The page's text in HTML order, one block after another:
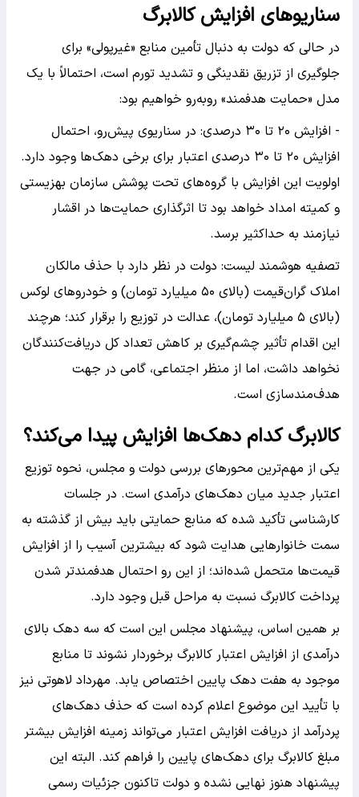
سناریوهای افزایش کالابرگ
در حالی که دولت به دنبال تأمین منابع «غیرپولی» برای
جلوگیری از تزریق نقدینگی و تشدید تورم است، احتمالاً با یک
مدل «حمایت هدفمند» رو‌به‌رو خواهیم بود:
- افزایش ۲۰ تا ۳۰ درصدی: در سناریوی پیش‌رو، احتمال
افزایش ۲۰ تا ۳۰ درصدی اعتبار برای برخی دهک‌ها وجود دارد.
اولویت این افزایش با گروه‌های تحت پوشش سازمان بهزیستی
و کمیته امداد خواهد بود تا اثرگذاری حمایت‌ها در اقشار
نیازمند به حداکثیر برسد.
تصفیه هوشمند لیست: دولت در نظر دارد با حذف مالکان
املاک گران‌قیمت (بالای ۵۰ میلیارد تومان) و خودرو‌های لوکس
(بالای ۵ میلیارد تومان)، عدالت در توزیع را برقرار کند؛ هرچند
این اقدام تأثیر چشم‌گیری بر کاهش تعداد کل دریافت‌کنندگان
نخواهد داشت، اما از منظر اجتماعی، گامی در جهت
هدف‌مندسازی است.
کالابرگ کدام دهک‌ها افزایش پیدا می‌کند؟
یکی از مهم‌ترین محورهای بررسی دولت و مجلس، نحوه توزیع
اعتبار جدید میان دهک‌های درآمدی است. در جلسات
کارشناسی تأکید شده که منابع حمایتی باید بیش از گذشته به
سمت خانوارهایی هدایت شود که بیشترین آسیب را از افزایش
قیمت‌ها متحمل شده‌اند؛ از این رو احتمال هدفمندتر شدن
پرداخت کالابرگ نسبت به مراحل قبل وجود دارد.
بر همین اساس، پیشنهاد مجلس این است که سه دهک بالای
درآمدی از افزایش اعتبار کالابرگ برخوردار نشوند تا منابع
موجود به هفت دهک پایین اختصاص یابد. مهرداد لاهوتی نیز
با تأیید این موضوع اعلام کرده است که حذف دهک‌های
پردرآمد از دریافت افزایش اعتبار می‌تواند زمینه افزایش بیشتر
مبلغ کالابرگ برای دهک‌های پایین را فراهم کند. البته این
پیشنهاد هنوز نهایی نشده و دولت تاکنون جزئیات رسمی